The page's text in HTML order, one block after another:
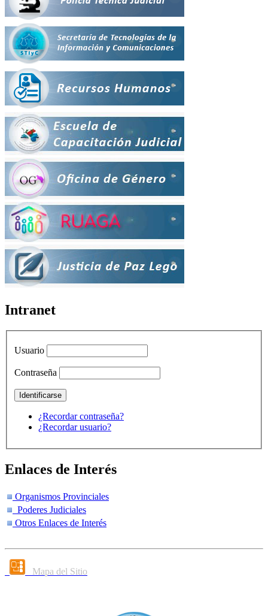
Intranet
Usuario
Contraseña
¿Recordar contraseña?
¿Recordar usuario?
Enlaces de Interés
Organismos Provinciales
Poderes Judiciales
Otros Enlaces de Interés
Mapa del Sitio